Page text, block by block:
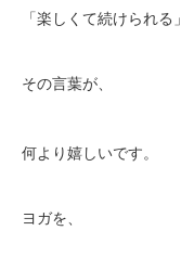
「楽しくて続けられる」
その言葉が、
何より嬉しいです。
ヨガを、